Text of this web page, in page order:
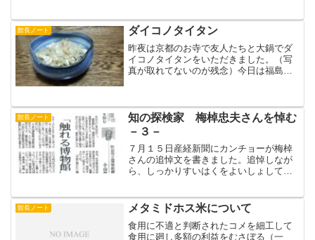
が浮かび上がってきました。ドイツは一
人当たり127リ...
館長ノート ダイコノタイタン
昨夜は京都のお寺で友人たちと大鍋でダ
イコノタイタンをいただきました。（写
真が取れてないのが残念）今日は福島の
き大根がりっぱな体格にそ...
館長ノート
知の探検家 梅棹忠夫さんを悼む
－３－
７月１５日産経新聞にカンチョーが梅棹
さんの追悼文を書きました。追悼しなが
ら、しっかりすいはくをよいしょしてい
館長ノート メタミドホス米について
食用に不適と判断されたコメを細工して
食用に廻し多額の利益をむさぼる（一